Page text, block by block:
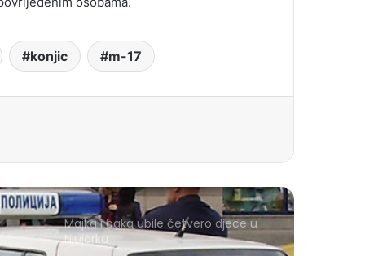
konjic m-17
Majka i baka ubile četvero djece u
Njujorku